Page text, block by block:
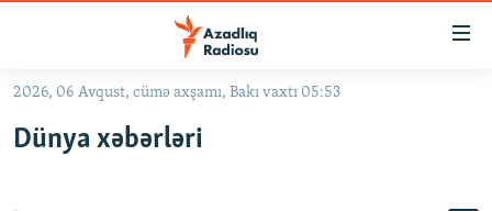
Əsas
qayıt
#İZAHLA
2026, 06 Avqust, cümə axşamı, Bakı vaxtı 05:53
Dünya xəbərləri